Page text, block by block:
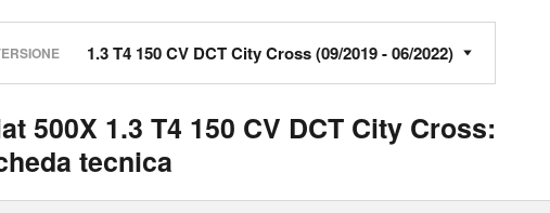
500X 1.3 T4 150 CV DCT City Cross:
tecnica